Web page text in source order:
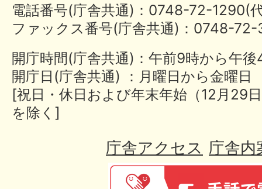
電話番号(庁舎共通)：0748-72-
ファックス番号(庁舎共通)：0748-
開庁時間(庁舎共通)：午前9時から午
開庁日(庁舎共通) ：月曜日から金曜日
[祝日・休日および年末年始（12月29
を除く]
庁舎アクセス 庁舎内